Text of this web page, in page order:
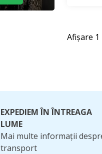
Afișare
EXPEDIEM ÎN ÎNTREAGA
LUME
Mai multe informații
transport